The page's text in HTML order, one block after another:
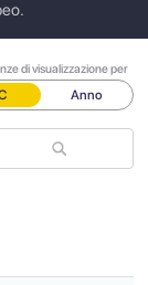
di visualizzazione per
Anno